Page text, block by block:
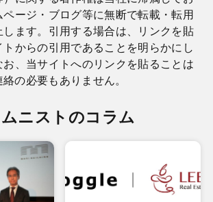
ページ・ブログ等に無断で転載・転用
します。引用する場合は、リンクを貼
トからの引用であることを明らかにし
お、当サイトへのリンクを貼ることは
の必要もありません。
ニストのコラム